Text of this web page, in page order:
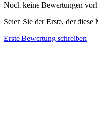
Noch keine Bewertungen
Seien Sie der Erste, der diese
Erste Bewertung schreiben